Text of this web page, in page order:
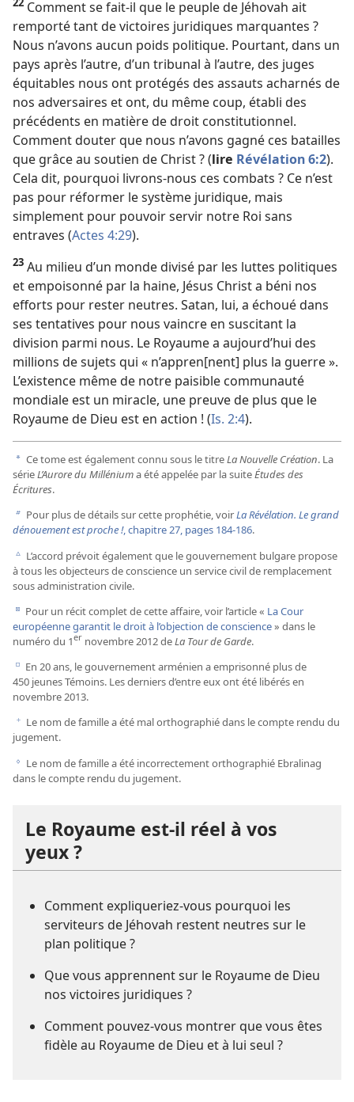
Comment se fait-​il que le peuple de Jéhovah ait
remporté tant de victoires juridiques marquantes ?
Nous n’avons aucun poids politique. Pourtant, dans un
pays après l’autre, d’un tribunal à l’autre, des juges
équitables nous ont protégés des assauts acharnés de
nos adversaires et ont, du même coup, établi des
précédents en matière de droit constitutionnel.
Comment douter que nous n’avons gagné ces batailles
que grâce au soutien de Christ ? (lire Révélation 6:2).
Cela dit, pourquoi livrons-​nous ces combats ? Ce n’est
pas pour réformer le système juridique, mais
simplement pour pouvoir servir notre Roi sans
entraves (Actes 4:29).
23 Au milieu d’un monde divisé par les luttes politiques
et empoisonné par la haine, Jésus Christ a béni nos
efforts pour rester neutres. Satan, lui, a échoué dans
ses tentatives pour nous vaincre en suscitant la
division parmi nous. Le Royaume a aujourd’hui des
millions de sujets qui « n’appren[nent] plus la guerre ».
L’existence même de notre paisible communauté
mondiale est un miracle, une preuve de plus que le
Royaume de Dieu est en action ! (Is. 2:4).
a Ce tome est également connu sous le titreLa Nouvelle Création. La
sérieL’Aurore du Milléniuma été appelée par la suiteÉtudes des
Écritures.
b Pour plus de détails sur cette prophétie, voirLa Révélation. Le grand
dénouement est proche !, chapitre 27, pages 184-186.
c L’accord prévoit également que le gouvernement bulgare propose
à tous les objecteurs de conscience un service civil de remplacement
sous administration civile.
d Pour un récit complet de cette affaire, voir l’article « La Cour
européenne garantit le droit à l’objection de conscience» dans le
numéro du 1er novembre 2012 deLa Tour de Garde.
e En 20 ans, le gouvernement arménien a emprisonné plus de
450 jeunes Témoins. Les derniers d’entre eux ont été libérés en
novembre 2013.
f Le nom de famille a été mal orthographié dans le compte rendu du
jugement.
g Le nom de famille a été incorrectement orthographié Ebralinag
dans le compte rendu du jugement.
Le Royaume est-​il réel à vos
yeux ?
Comment expliqueriez-​vous pourquoi les
serviteurs de Jéhovah restent neutres sur le
plan politique ?
Que vous apprennent sur le Royaume de Dieu
nos victoires juridiques ?
Comment pouvez-​vous montrer que vous êtes
fidèle au Royaume de Dieu et à lui seul ?